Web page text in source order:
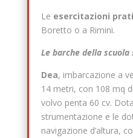
Le esercitazioni
Boretto o a Rimini.
Le barche della scuola
Dea, imbarcazione a
14 metri, con 108 mq
volvo penta 60 cv.
strumentazione e le
navigazione d’altura,